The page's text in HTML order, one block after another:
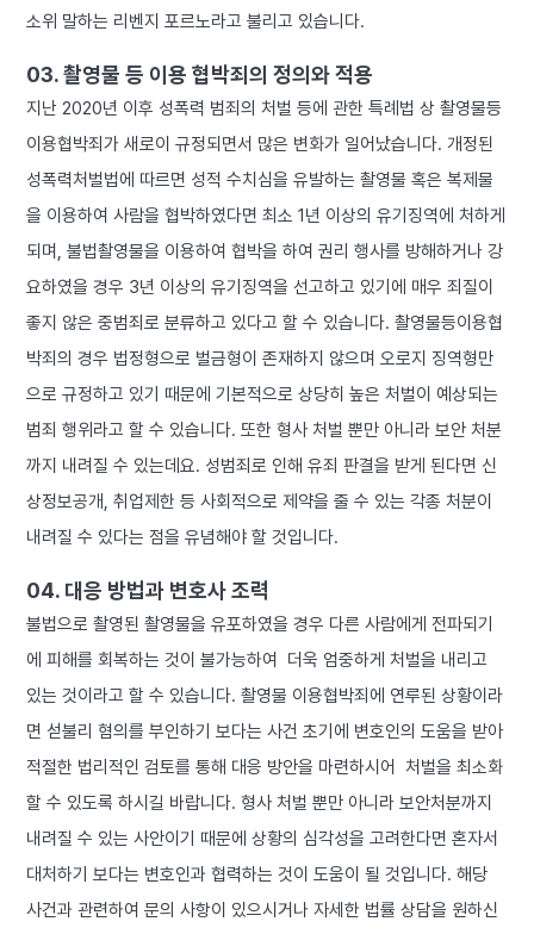
소위 말하는 리벤지 포르노라고 불리고 있습니다.
03. 촬영물 등 이용 협박죄의 정의와 적용
지난 2020년 이후 성폭력 범죄의 처벌 등에 관한 특례법 상 촬영물등
이용협박죄가 새로이 규정되면서 많은 변화가 일어났습니다. 개정된
성폭력처벌법에 따르면 성적 수치심을 유발하는 촬영물 혹은 복제물
을 이용하여 사람을 협박하였다면 최소 1년 이상의 유기징역에 처하게
되며, 불법촬영물을 이용하여 협박을 하여 권리 행사를 방해하거나 강
요하였을 경우 3년 이상의 유기징역을 선고하고 있기에 매우 죄질이
좋지 않은 중범죄로 분류하고 있다고 할 수 있습니다. 촬영물등이용협
박죄의 경우 법정형으로 벌금형이 존재하지 않으며 오로지 징역형만
으로 규정하고 있기 때문에 기본적으로 상당히 높은 처벌이 예상되는
범죄 행위라고 할 수 있습니다. 또한 형사 처벌 뿐만 아니라 보안 처분
까지 내려질 수 있는데요. 성범죄로 인해 유죄 판결을 받게 된다면 신
상정보공개, 취업제한 등 사회적으로 제약을 줄 수 있는 각종 처분이
내려질 수 있다는 점을 유념해야 할 것입니다.
04. 대응 방법과 변호사 조력
불법으로 촬영된 촬영물을 유포하였을 경우 다른 사람에게 전파되기
에 피해를 회복하는 것이 불가능하여 더욱 엄중하게 처벌을 내리고
있는 것이라고 할 수 있습니다. 촬영물 이용협박죄에 연루된 상황이라
면 섣불리 혐의를 부인하기 보다는 사건 초기에 변호인의 도움을 받아
적절한 법리적인 검토를 통해 대응 방안을 마련하시어 처벌을 최소화
할 수 있도록 하시길 바랍니다. 형사 처벌 뿐만 아니라 보안처분까지
내려질 수 있는 사안이기 때문에 상황의 심각성을 고려한다면 혼자서
대처하기 보다는 변호인과 협력하는 것이 도움이 될 것입니다. 해당
사건과 관련하여 문의 사항이 있으시거나 자세한 법률 상담을 원하신